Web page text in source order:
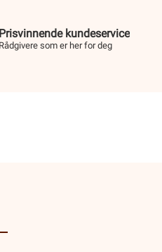
Prisvinnende kundeservice
Rådgivere som er her for deg